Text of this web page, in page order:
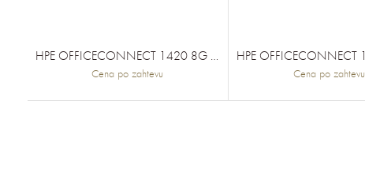
Cena po zahtevu Cena po zahtevu